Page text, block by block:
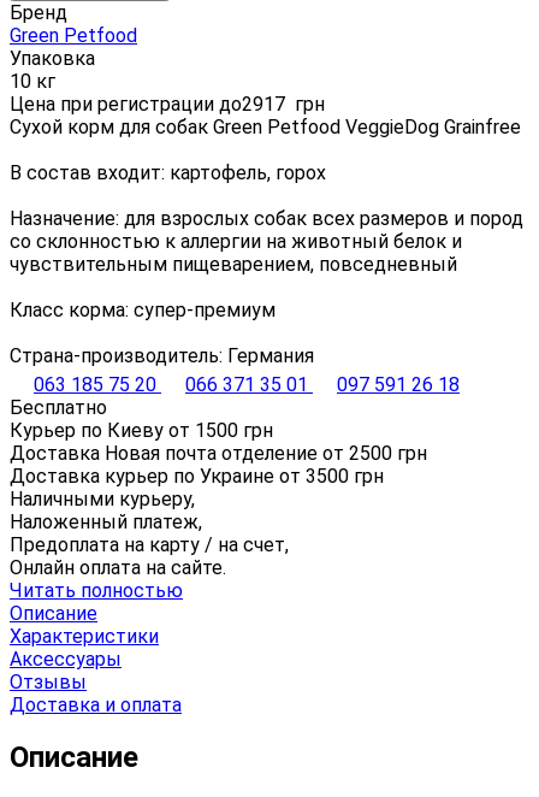
Бренд
Green Petfood
Упаковка
10 кг
Цена при регистрации до2917 грн
Сухой корм для собак Green Petfood VeggieDog Grainfree
В состав входит: картофель, горох
Назначение: для взрослых собак всех размеров и пород
со склонностью к аллергии на животный белок и
чувствительным пищеварением, повседневный
Класс корма: супер-премиум
Страна-производитель: Германия
063 185 75 20
066 371 35 01
097 591 26 18
Бесплатно
Курьер по Киеву от 1500 грн
Доставка Новая почта отделение от 2500 грн
Доставка курьер по Украине от 3500 грн
Наличными курьеру,
Наложенный платеж,
Предоплата на карту / на счет,
Онлайн оплата на сайте.
Читать полностью
Описание
Характеристики
Аксессуары
Отзывы
Доставка и оплата
Описание